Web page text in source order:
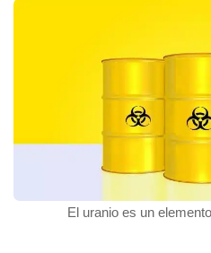
El uranio es un